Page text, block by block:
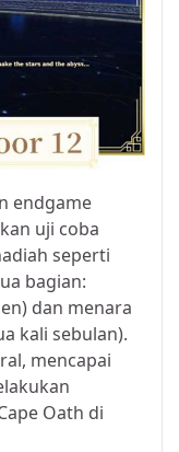
endgame
uji coba
seperti
bagian:
dan menara
kali sebulan).
mencapai
Oath di